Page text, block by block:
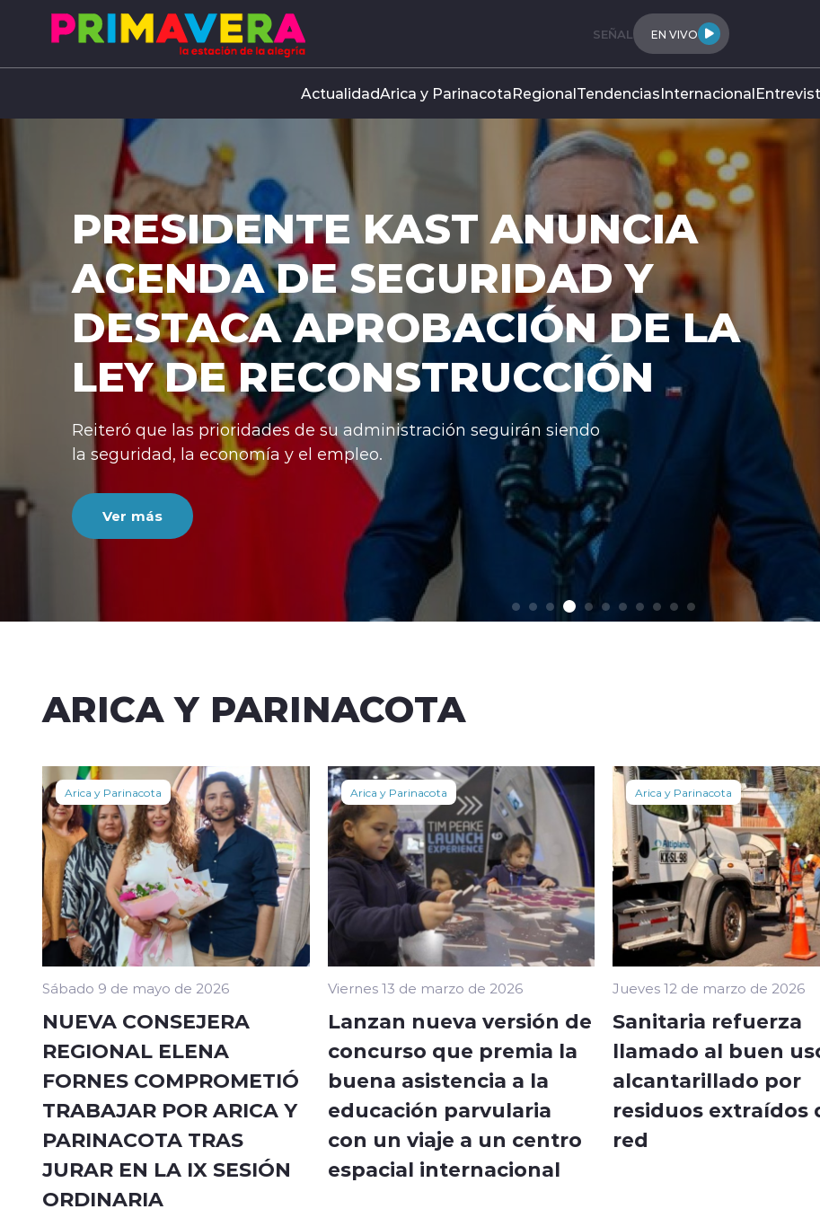
SEÑAL EN VIVO
ActualidadArica y ParinacotaRegionalTendenciasInternacional
A LEY: SENADO
DESPACHO DE
RECONSTRUCCIÓ
Ahora la ley deberá superar la revisión del Tribunal Constitucional
luego de recursos impuestos por la oposición, desde donde
critican la norma por desigualdad territorial.
Ver más
ARICA Y PARINACOTA
Arica y Parinacota
Sábado 9 de mayo de 2026
NUEVA CONSEJERA
REGIONAL ELENA
FORNES COMPROMETIÓ
TRABAJAR POR ARICA Y
PARINACOTA TRAS
JURAR EN LA IX SESIÓN
ORDINARIA
Arica y Parinacota
Viernes 13 de marzo de 2026
Lanzan nueva versión de
concurso que premia la
buena asistencia a la
educación parvularia
con un viaje a un centro
espacial internacional
Arica y Parinacota
Jueves 12 de marzo de 2026
Sanitaria refuerza
llamado al buen
alcantarillado por
residuos extraídos
red